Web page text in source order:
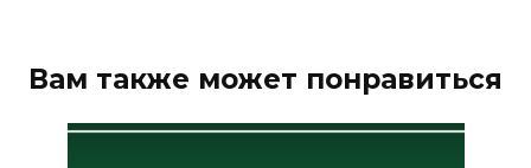
Вам также может понравиться